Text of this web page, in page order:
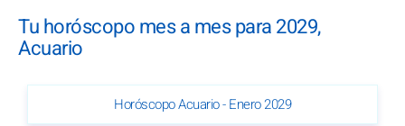
Tu horóscopo mes a mes para 2029,
Acuario
Horóscopo Acuario - Enero 2029